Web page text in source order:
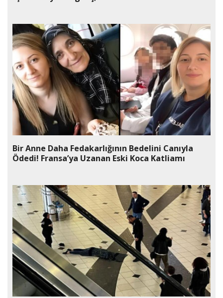
Bir Anne Daha Fedakarlığının Bedelini Canıyla
Ödedi! Fransa’ya Uzanan Eski Koca Katliamı